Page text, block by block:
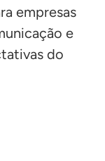
empresas
e
do